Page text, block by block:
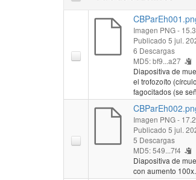
Imagen PNG-
Publicado 5 jul.
6 Descargas
MD5: bf9...a27
Diapositiva de
el trofozoíto
fagocitados (se
Imagen PNG-
Publicado 5 jul.
5 Descargas
MD5: 549...7f4
Diapositiva de
con aumento